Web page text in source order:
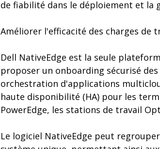
de fiabilité dans le déploiement et la
Améliorer l'efficacité des charges de
Dell NativeEdge est la seule
proposer un onboarding sécurisé
orchestration d'applications
haute disponibilité (HA) pour les
PowerEdge, les stations de travail
Le logiciel NativeEdge peut